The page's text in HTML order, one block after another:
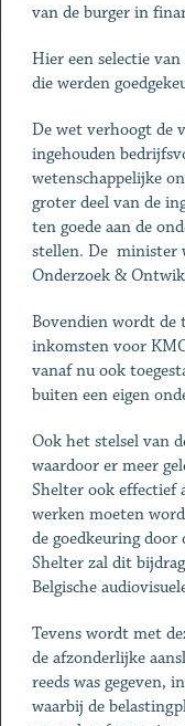
van de burger in
Hier een selectie
die werden
De wet verhoogt de
ingehouden
wetenschappelijke
groter deel van de
ten goede aan de
stellen. De minister
Onderzoek &
Bovendien wordt de
inkomsten voor
vanaf nu ook
buiten een eigen
Ook het stelsel van
waardoor er meer
Shelter ook effectief
werken moeten
de goedkeuring door
Shelter zal dit
Belgische
Tevens wordt met
de afzonderlijke
reeds was gegeven,
waarbij de